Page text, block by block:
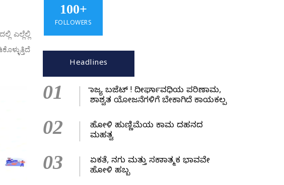
ಎಲ್ಲೆಲ್ಲಿ
100+
FOLLOWERS
Headlines
01
ರಾಜ್ಯ ಬಜೆಟ್ ! ದೀರ್ಘಾವಧಿಯ ಪರಿಣಾಮ,
ಶಾಶ್ವತ ಯೋಜನೆಗಳಿಗೆ ಬೇಕಾಗಿದೆ ಕಾಯಕಲ್ಪ
02
ಹೋಳಿ ಹುಣ್ಣಿಮೆಯ ಕಾಮ ದಹನದ
ಮಹತ್ವ
03
ಏಕತೆ, ನಗು ಮತ್ತು ಸಕಾರಾತ್ಮಕ ಭಾವವೇ
ಹೋಳಿ ಹಬ್ಬ